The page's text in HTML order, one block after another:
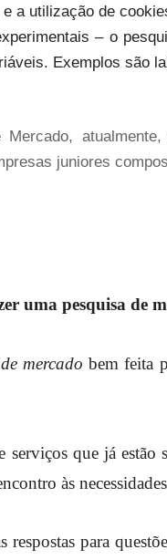
a utilização de
– o
Exemplos são
Mercado,
juniores
uma pesquisa de
mercado bem feita
serviços que já estão
às
respostas para